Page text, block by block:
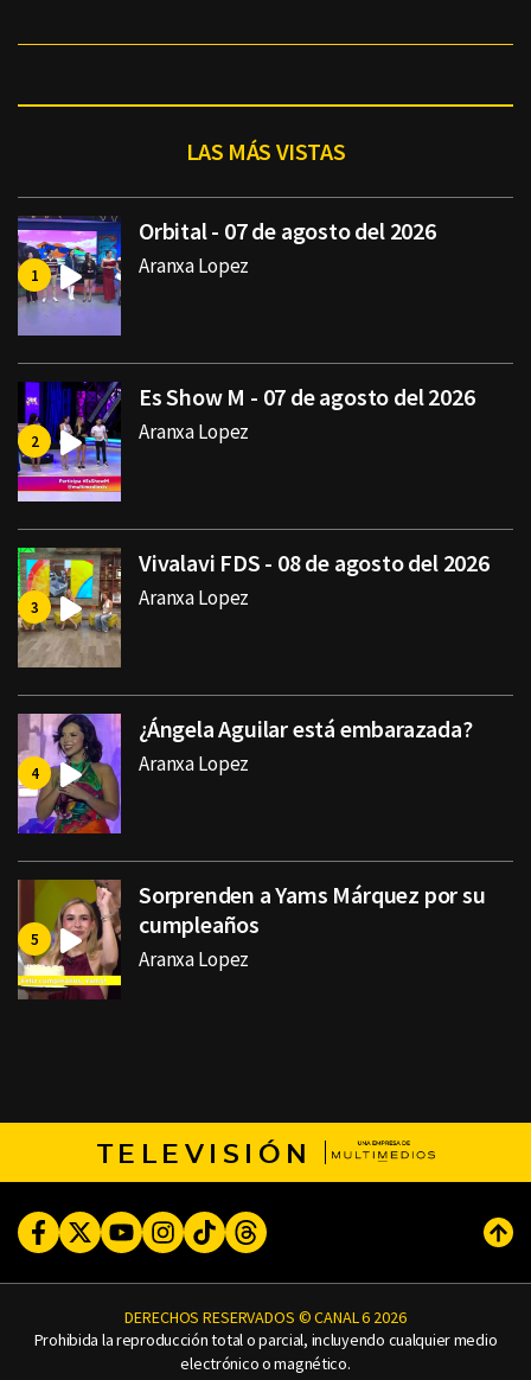
LAS MÁS VISTAS
Orbital - 07 de agosto del 2026
Aranxa Lopez
Es Show M - 07 de agosto del 2026
Aranxa Lopez
Vivalavi FDS - 08 de agosto del 2026
Aranxa Lopez
¿Ángela Aguilar está embarazada?
Aranxa Lopez
Sorprenden a Yams Márquez por su
cumpleaños
Aranxa Lopez
TELEVISIÓN
FacebookTwitterYoutubeInstagram
TikTokThreads
DERECHOS RESERVADOS © CANAL 6 2026
Prohibida la reproducción total o parcial, incluyendo cualquier medio
electrónico o magnético.